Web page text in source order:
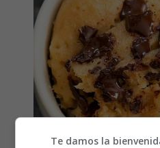
Te damos la